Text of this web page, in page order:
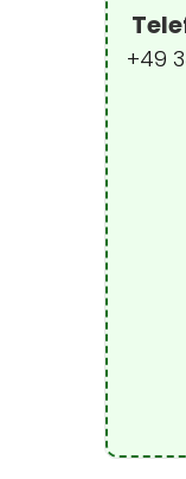
+49